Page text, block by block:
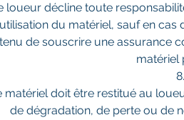
loueur décline toute
du matériel, sauf en cas
tenu de souscrire une assurance
matériel
matériel doit être restitué au
de dégradation, de perte ou de